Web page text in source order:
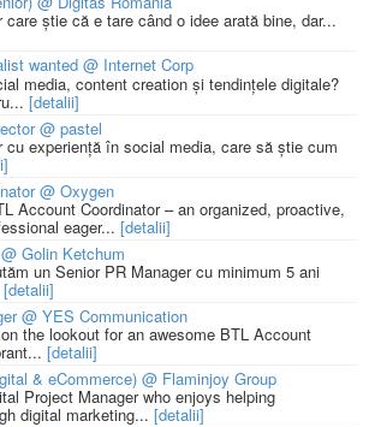
știe că e tare când o idee arată bine, dar...
wanted @ Internet Corp
media, content creation și tendințele digitale?
[detalii]
@ pastel
cu experiență în social media, care să știe cum
@ Oxygen
Account Coordinator – an organized, proactive,
eager... [detalii]
Golin Ketchum
un Senior PR Manager cu minimum 5 ani
[detalii]
@ YES Communication
the lookout for an awesome BTL Account
[detalii]
& eCommerce) @ Flaminjoy Group
Project Manager who enjoys helping
digital marketing... [detalii]